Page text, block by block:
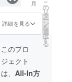
ご確認
くださ
木 サイ
ズ：
20cm×
60cm
重量：
3kg
物等の
示はお
届け商
ベルに
表記さ
れま
す。 商
地：秋
郷町 添
加物等
してお
りませ
ん 原材
料及び
カスカ
ラ
ティー
／リー
ティー
１袋（5
18cm×
26cm×
6cm 名
ティー
重量：
200g（
1袋５
パッ
ティー
が一緒
になっ
た雪国
珈琲を
まるご
と味わ
える
セッ
月
詳細を見る
こ
の
リ
タ
ー
ン
を
選
択
す
る
このプロ
ジェクト
は、 All-In方